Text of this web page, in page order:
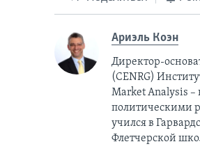
Ариэль Коэн
Директор-
(CENRG)
Market Analysis
политическими
учился в
Флетчерской